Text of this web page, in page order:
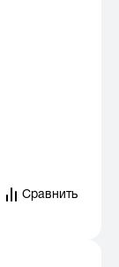
Сравнить